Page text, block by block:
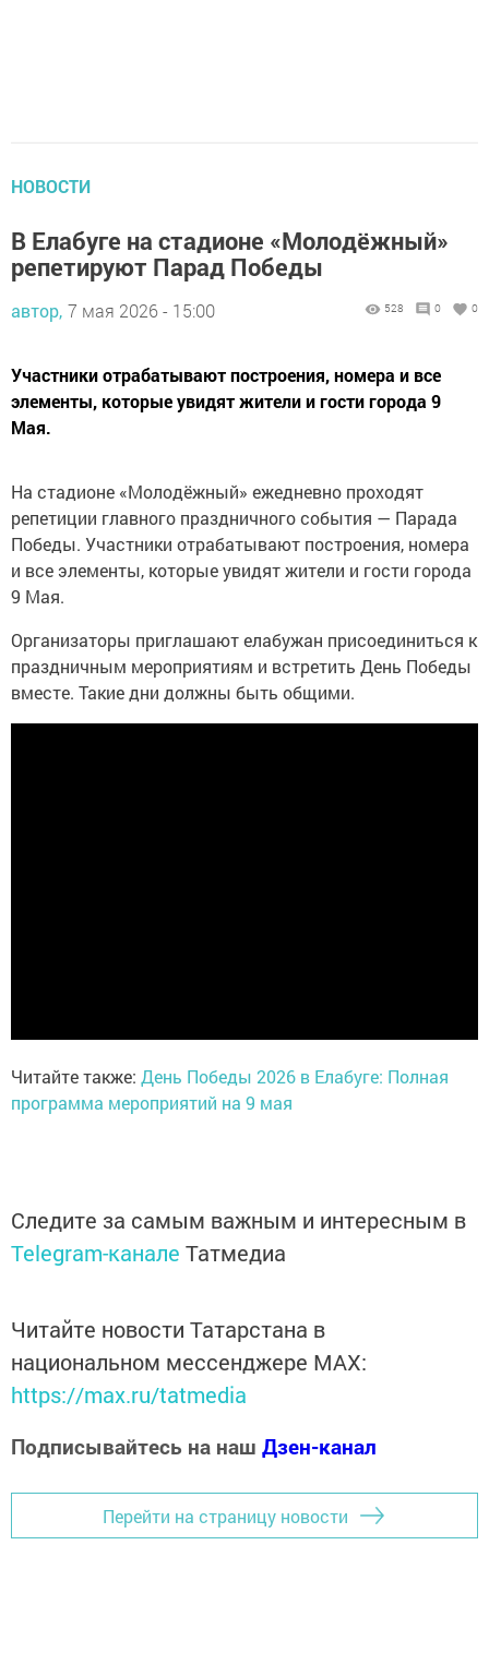
НОВОСТИ
В Елабуге на стадионе «Молодёжный»
репетируют Парад Победы
автор, 7 мая 2026 - 15:00 528 0 0
Участники отрабатывают построения, номера и все
элементы, которые увидят жители и гости города 9
Мая.
На стадионе «Молодёжный» ежедневно проходят
репетиции главного праздничного события — Парада
Победы. Участники отрабатывают построения, номера
и все элементы, которые увидят жители и гости города
9 Мая.
Организаторы приглашают елабужан присоединиться к
праздничным мероприятиям и встретить День Победы
вместе. Такие дни должны быть общими.
Читайте также: День Победы 2026 в Елабуге: Полная
программа мероприятий на 9 мая
Следите за самым важным и интересным в
Telegram-канале Татмедиа
Читайте новости Татарстана в
национальном мессенджере MАХ:
https://max.ru/tatmedia
Подписывайтесь на наш Дзен-канал
Перейти на страницу новости